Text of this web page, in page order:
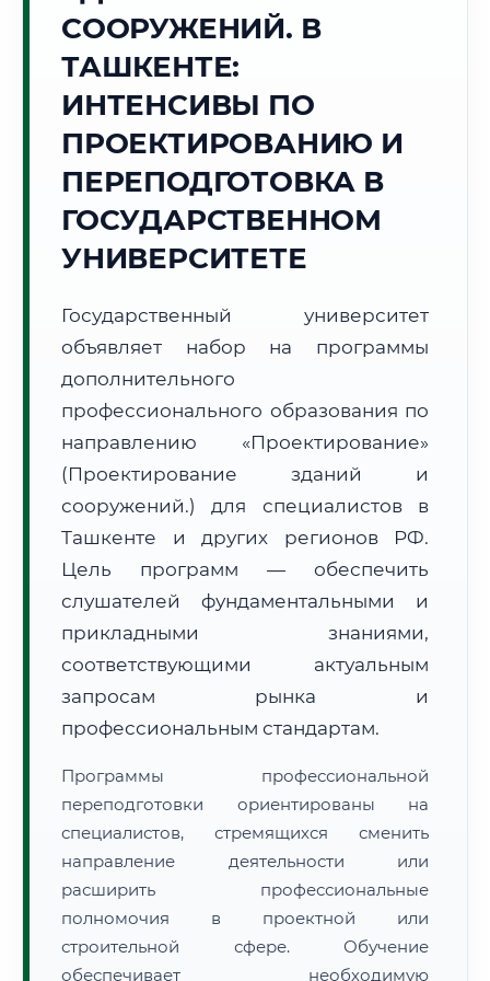
06:24:51
2026 г.
Погода в г. Ташкент:☀️ +29°C Ясно
🌅 Восход: 05:27 🌇 Закат:
19:29
📍 Региональная справка
100000–100209
Часовой пояс:
Формат учебы:
Дистанционно
🗺️ Зона обслуживания: г. Ташкент
Расчет логистики оригиналов:
• Маршрут транзита:~1 832 км
• Экспресс-доставка СДЭК / Почтой:3–5 рабочих дней
📜 Документы и аккредитация
🔍Нажмите на документ для увеличения и просмотра
СООРУЖЕНИЙ. В
ТАШКЕНТЕ:
ИНТЕНСИВЫ ПО
ПРОЕКТИРОВАНИЮ И
ПЕРЕПОДГОТОВКА В
ГОСУДАРСТВЕННОМ
УНИВЕРСИТЕТЕ
Государственный университет
объявляет набор на программы
дополнительного
профессионального образования по
направлению «Проектирование»
(Проектирование зданий и
сооружений.) для специалистов в
Ташкенте и других регионов РФ.
Цель программ — обеспечить
слушателей фундаментальными и
прикладными знаниями,
соответствующими актуальным
запросам рынка и
профессиональным стандартам.
Программы профессиональной
переподготовки ориентированы на
специалистов, стремящихся сменить
направление деятельности или
расширить профессиональные
полномочия в проектной или
строительной сфере. Обучение
обеспечивает необходимую